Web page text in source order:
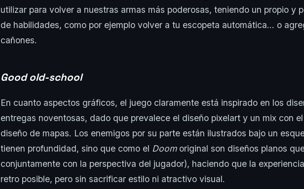
utilizar para volver a nuestras armas más poderosas, teniendo un propio y
de habilidades, como por ejemplo volver a tu escopeta automática… o
cañones.
Good old-school
En cuanto aspectos gráficos, el juego claramente está inspirado en los
entregas noventosas, dado que prevalece el diseño pixelart y un mix con
diseño de mapas. Los enemigos por su parte están ilustrados bajo un
tienen profundidad, sino que como el Doomoriginal son diseños planos
conjuntamente con la perspectiva del jugador), haciendo que la
retro posible, pero sin sacrificar estilo ni atractivo visual.